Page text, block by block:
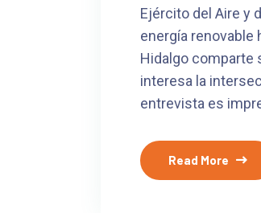
Ejército del Aire y
energía renovable
Hidalgo comparte
interesa la
entrevista es
Read More